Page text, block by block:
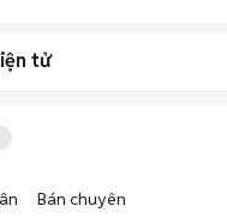
tử
Bán chuyên